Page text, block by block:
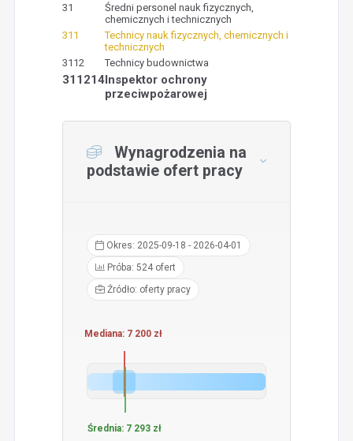
31
Średni personel nauk fizycznych,
chemicznych i technicznych
311
Technicy nauk fizycznych, chemicznych i
technicznych
3112
Technicy budownictwa
311214Inspektor ochrony
przeciwpożarowej
Wynagrodzenia na
podstawie ofert pracy
Okres: 2025-09-18 - 2026-04-01
Próba: 524 ofert
Źródło: oferty pracy
Mediana: 7 200 zł
Średnia: 7 293 zł